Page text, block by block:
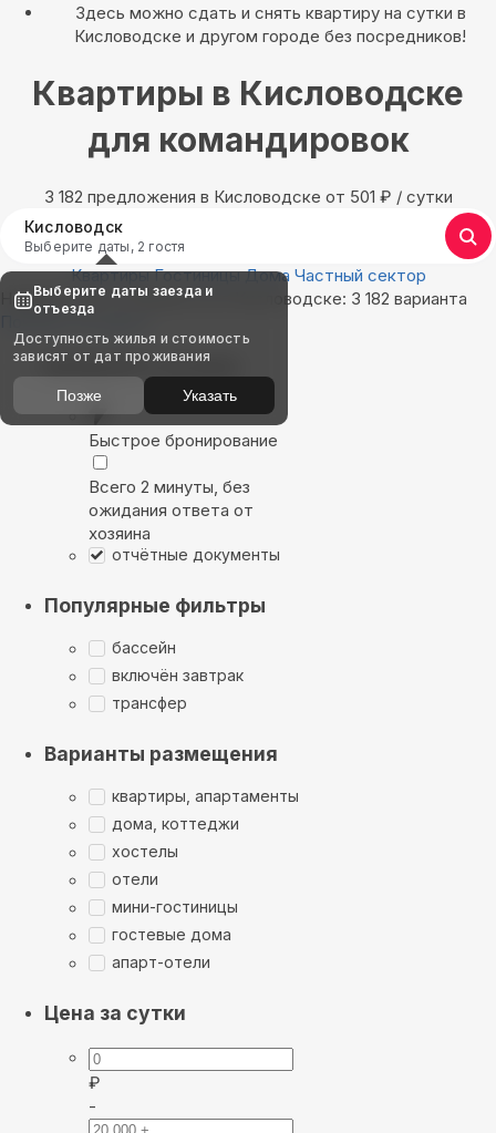
Здесь можно сдать и снять квартиру на сутки в
Кисловодске и другом городе без посредников!
Квартиры в Кисловодске
для командировок
3 182 предложения в Кисловодске oт 501 ₽ / сутки
Кисловодск
Выберите даты, 2 гостя
Квартиры Гостиницы Дома Частный сектор
Найдём, где остановиться в Кисловодске: 3 182 варианта
Показать на карте
Выбирайте лучшее
Быстрое бронирование
Всего 2 минуты, без
ожидания ответа от
хозяина
отчётные документы
Популярные фильтры
бассейн
включён завтрак
трансфер
Варианты размещения
квартиры, апартаменты
дома, коттеджи
хостелы
отели
мини-гостиницы
гостевые дома
апарт-отели
Цена за сутки
₽
-
Выберите даты заезда и
отъезда
Доступность жилья и стоимость
зависят от дат проживания
Позже Указать